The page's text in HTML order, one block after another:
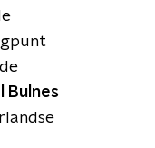
Bulnes